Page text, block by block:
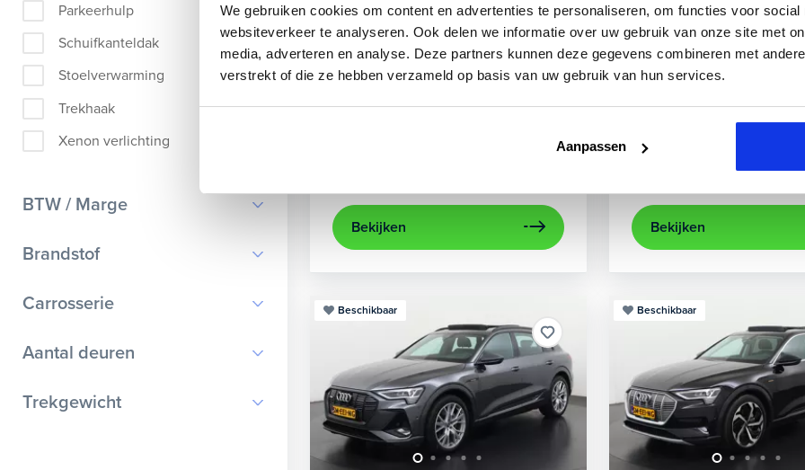
We gebruiken cookies om content en advertenties te personaliseren, om functies voor social
websiteverkeer te analyseren. Ook delen we informatie over uw gebruik van onze site met
media, adverteren en analyse. Deze partners kunnen deze gegevens combineren met
verstrekt of die ze hebben verzameld op basis van uw gebruik van hun services.
Aanpassen
Parkeerhulp
Schuifkanteldak
Stoelverwarming
Trekhaak
Xenon verlichting
BTW / Marge
BTW
Brandstof
Benzine
Elektrisch
Hybride benzine
Carrosserie
Bestelauto
Chassis cabine
Aantal deuren
Trekgewicht
Audi A3
Sportback 40 TFSIe Advanced
lichtmetalen
Bekijken
Audi A3
Sportback 40 TFSIe Plug-In
achteruitrijcamera
Kopen
Bekijken
Beschikbaar Beschikbaar